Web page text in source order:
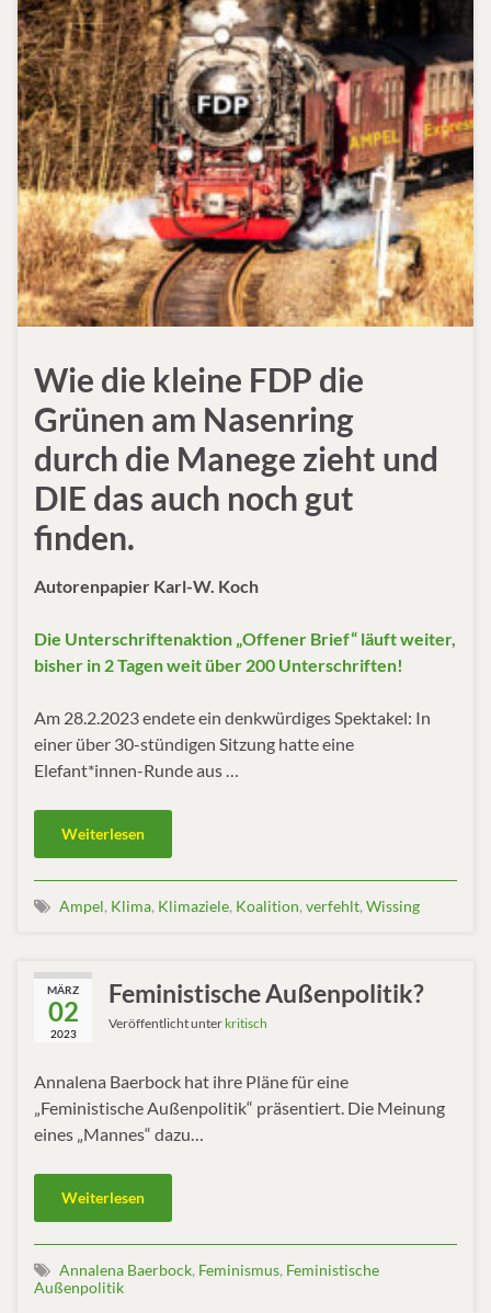
Wie die kleine FDP die
Grünen am Nasenring
durch die Manege zieht und
DIE das auch noch gut
finden.
Autorenpapier Karl-W. Koch
Die Unterschriftenaktion „Offener Brief“ läuft weiter,
bisher in 2 Tagen weit über 200 Unterschriften!
Am 28.2.2023 endete ein denkwürdiges Spektakel: In
einer über 30-stündigen Sitzung hatte eine
Elefant*innen-Runde aus …
Weiterlesen
Ampel, Klima, Klimaziele, Koalition, verfehlt, Wissing
MÄRZ
02
2023
Feministische Außenpolitik?
Veröffentlicht unter kritisch
Annalena Baerbock hat ihre Pläne für eine
„Feministische Außenpolitik“ präsentiert. Die Meinung
eines „Mannes“ dazu…
Weiterlesen
Annalena Baerbock, Feminismus, Feministische
Außenpolitik